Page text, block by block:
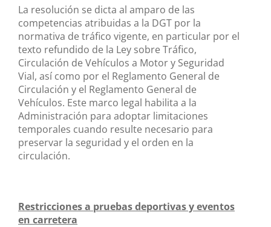
La resolución se dicta al amparo de las
competencias atribuidas a la DGT por la
normativa de tráfico vigente, en particular por el
texto refundido de la Ley sobre Tráfico,
Circulación de Vehículos a Motor y Seguridad
Vial, así como por el Reglamento General de
Circulación y el Reglamento General de
Vehículos. Este marco legal habilita a la
Administración para adoptar limitaciones
temporales cuando resulte necesario para
preservar la seguridad y el orden en la
circulación.
Restricciones a pruebas deportivas y eventos
en carretera